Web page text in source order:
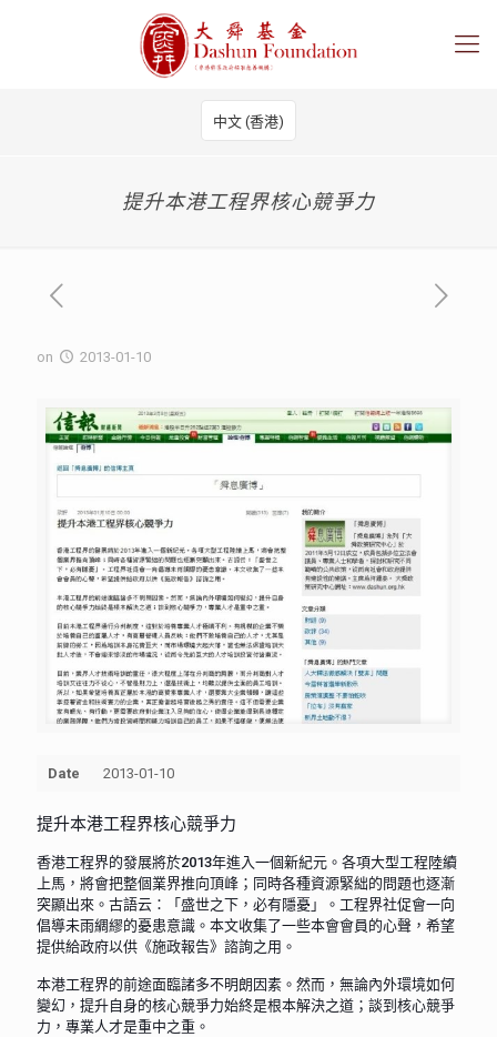
中文 (香港)
提升本港工程界核心競爭力
on 2013-01-10
Date 2013-01-10
提升本港工程界核心競爭力
香港工程界的發展將於2013年進入一個新紀元。各項大型工程陸續
上馬，將會把整個業界推向頂峰；同時各種資源緊絀的問題也逐漸
突顯出來。古語云：「盛世之下，必有隱憂」。工程界社促會一向
倡導未雨綢繆的憂患意識。本文收集了一些本會會員的心聲，希望
提供給政府以供《施政報告》諮詢之用。
本港工程界的前途面臨諸多不明朗因素。然而，無論內外環境如何
變幻，提升自身的核心競爭力始終是根本解決之道；談到核心競爭
力，專業人才是重中之重。